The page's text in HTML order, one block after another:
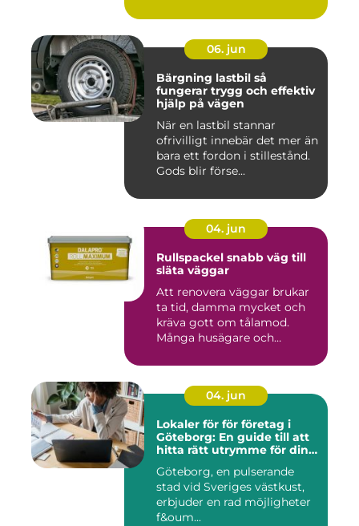
06. jun
Bärgning lastbil så
fungerar trygg och effektiv
hjälp på vägen
När en lastbil stannar
ofrivilligt innebär det mer än
bara ett fordon i stillestånd.
Gods blir förse...
04. jun
Rullspackel snabb väg till
släta väggar
Att renovera väggar brukar
ta tid, damma mycket och
kräva gott om tålamod.
Många husägare och
04. jun
Lokaler för för företag i
Göteborg: En guide till att
hitta rätt utrymme för din
Göteborg, en pulserande
stad vid Sveriges västkust,
erbjuder en rad möjligheter
f&oum...